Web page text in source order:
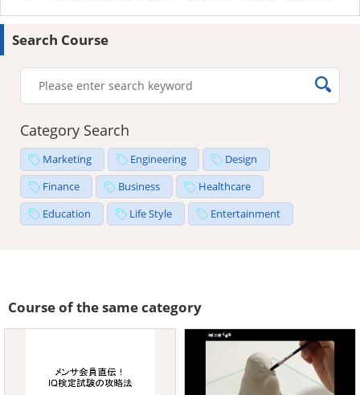
Search Course
Category Search
Marketing Engineering
Design
Finance
Business
Healthcare
Education
Life Style Entertainment
Course of the same category